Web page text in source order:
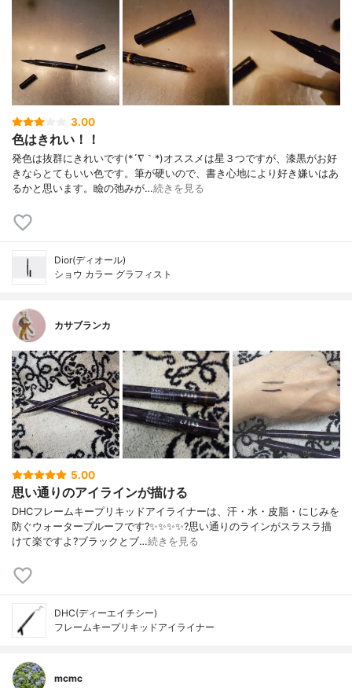
3.00
色はきれい！！
発色は抜群にきれいです(*´∇｀*)オススメは星３つですが、漆黒がお好
きならとてもいい色です。筆が硬いので、書き心地により好き嫌いはあ
るかと思います。瞼の弛みが…続きを見る
Dior(ディオール)
ショウ カラー グラフィスト
カサブランカ
5.00
思い通りのアイラインが描ける
DHCフレームキープリキッドアイライナーは、汗・水・皮脂・にじみを
防ぐウォータープルーフです?✨✨✨✨?️思い通りのラインがスラスラ描
けて楽ですよ?ブラックとブ…続きを見る
DHC(ディーエイチシー)
フレームキープリキッドアイライナー
mcmc